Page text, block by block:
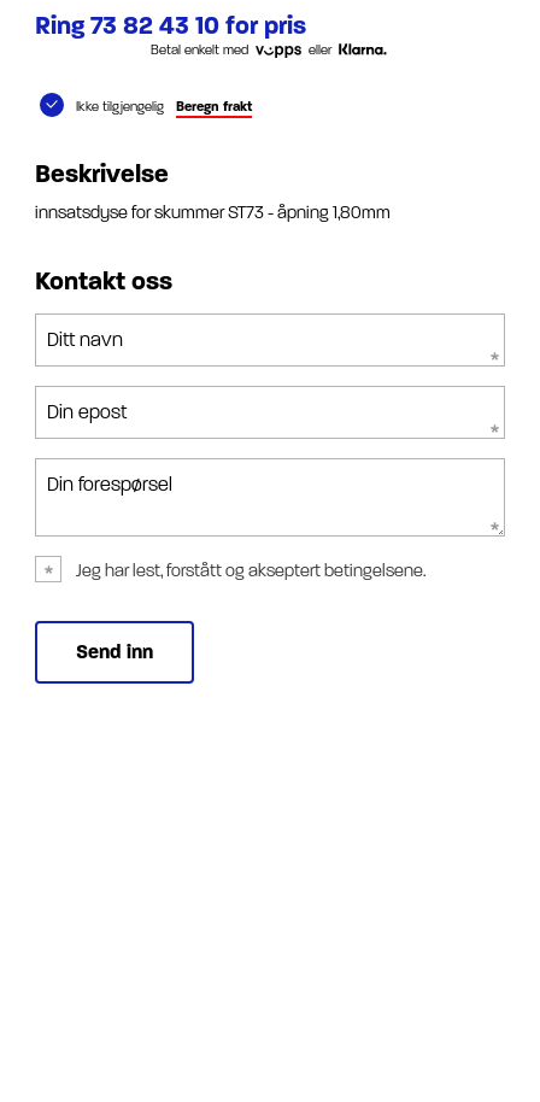
Ring 73 82 43 10 for pris
Betal enkelt med eller
Ikke tilgjengelig Beregn frakt
Beskrivelse
innsatsdyse for skummer ST73 - åpning 1,80mm
Kontakt oss
Ditt navn
Din epost
Din forespørsel
Jeg har lest, forstått og akseptert betingelsene.